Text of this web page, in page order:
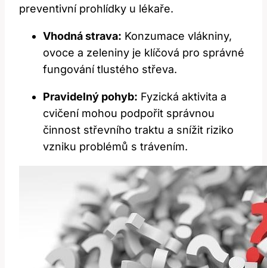
preventivní prohlídky u lékaře.
Vhodná strava: Konzumace vlákniny,
ovoce a zeleniny je klíčová pro správné
fungování tlustého střeva.
Pravidelný pohyb: Fyzická aktivita a
cvičení mohou podpořit správnou
činnost střevního traktu a snížit riziko
vzniku problémů s trávením.